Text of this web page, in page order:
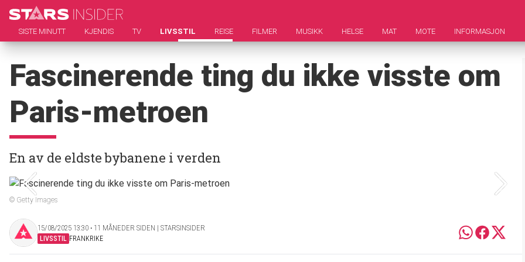
SISTE MINUTT KJENDIS TV LIVSSTIL REISE FILMER MUSIKK HELSE MAT MOTE INFORMASJON
Fascinerende ting du ikke visste om
Paris-metroen
En av de eldste bybanene i verden
© Getty Images
15/08/2025 13:30 ‧ 11 MÅNEDER SIDEN | STARSINSIDER
LIVSSTIL FRANKRIKE